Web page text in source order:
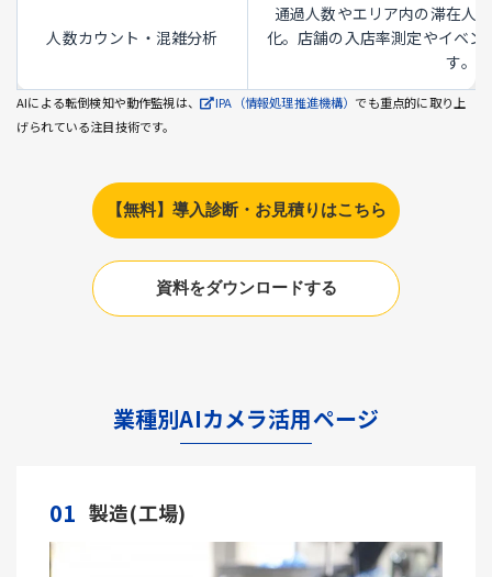
人数カウント・混雑分析
通過人数やエリア内の滞在人
化。店舗の入店率測定やイベ
す。
AIによる転倒検知や動作監視は、 IPA（情報処理推進機構） でも重点的に取り上
げられている注目技術です。
【無料】導入診断・お見積りはこちら
資料をダウンロードする
業種別AIカメラ活用ページ
01 製造(工場)